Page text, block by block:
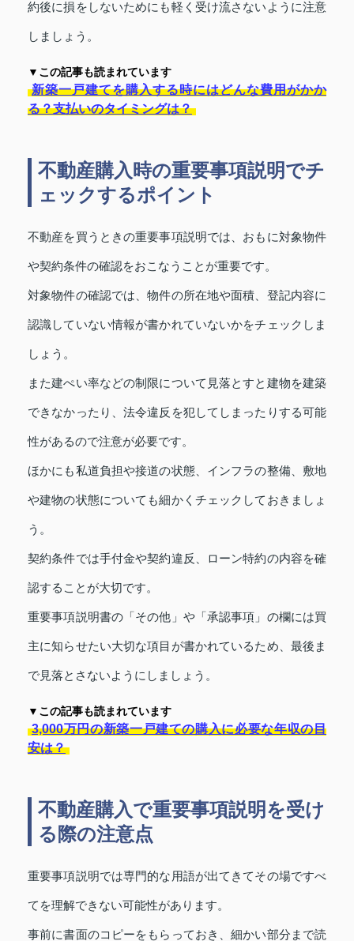
約後に損をしないためにも軽く受け流さないように注意
しましょう。
▼この記事も読まれています
新築一戸建てを購入する時にはどんな費用がかか
る？支払いのタイミングは？
不動産購入時の重要事項説明でチ
ェックするポイント
不動産を買うときの重要事項説明では、おもに対象物件
や契約条件の確認をおこなうことが重要です。
対象物件の確認では、物件の所在地や面積、登記内容に
認識していない情報が書かれていないかをチェックしま
しょう。
また建ぺい率などの制限について見落とすと建物を建築
できなかったり、法令違反を犯してしまったりする可能
性があるので注意が必要です。
ほかにも私道負担や接道の状態、インフラの整備、敷地
や建物の状態についても細かくチェックしておきましょ
う。
契約条件では手付金や契約違反、ローン特約の内容を確
認することが大切です。
重要事項説明書の「その他」や「承認事項」の欄には買
主に知らせたい大切な項目が書かれているため、最後ま
で見落とさないようにしましょう。
▼この記事も読まれています
3,000万円の新築一戸建ての購入に必要な年収の目
安は？
不動産購入で重要事項説明を受け
る際の注意点
重要事項説明では専門的な用語が出てきてその場ですべ
てを理解できない可能性があります。
事前に書面のコピーをもらっておき、細かい部分まで読